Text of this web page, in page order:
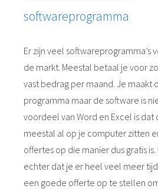
softwareprogramma
Er zijn veel softwareprogramma’s
de markt. Meestal betaal je voor
vast bedrag per maand. Je maakt
programma maar de software is
voordeel van Word en Excel is dat
meestal al op je computer zitten
offertes op die manier dus gratis
echter dat je er heel veel meer
een goede offerte op te stellen